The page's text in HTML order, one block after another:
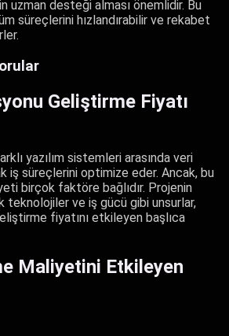
uzman desteği alması önemlidir. Bu
süreçlerini hızlandırabilir ve rekabet
Geliştirme Fiyatı
yazılım sistemleri arasında veri
iş süreçlerini optimize eder. Ancak, bu
birçok faktöre bağlıdır. Projenin
teknolojiler ve iş gücü gibi unsurlar,
fiyatını etkileyen başlıca
Maliyetini Etkileyen